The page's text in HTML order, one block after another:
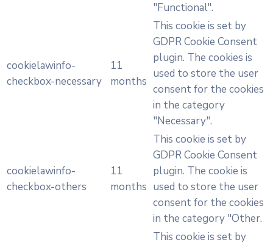
"Functional".
cookielawinfo-
checkbox-necessary
11
months
This cookie is set by
GDPR Cookie Consent
plugin. The cookies is
used to store the user
consent for the cookies
in the category
"Necessary".
cookielawinfo-
checkbox-others
11
months
This cookie is set by
GDPR Cookie Consent
plugin. The cookie is
used to store the user
consent for the cookies
in the category "Other.
This cookie is set by